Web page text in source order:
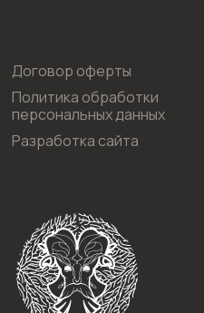
Политика обработки
персональных данных
Договор оферты
Разработка сайта